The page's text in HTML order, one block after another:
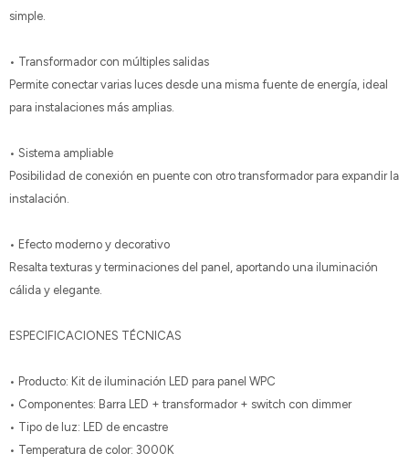
simple.
• Transformador con múltiples salidas
Permite conectar varias luces desde una misma fuente de energía, ideal
para instalaciones más amplias.
• Sistema ampliable
Posibilidad de conexión en puente con otro transformador para expandir la
instalación.
• Efecto moderno y decorativo
Resalta texturas y terminaciones del panel, aportando una iluminación
cálida y elegante.
ESPECIFICACIONES TÉCNICAS
• Producto: Kit de iluminación LED para panel WPC
• Componentes: Barra LED + transformador + switch con dimmer
• Tipo de luz: LED de encastre
• Temperatura de color: 3000K